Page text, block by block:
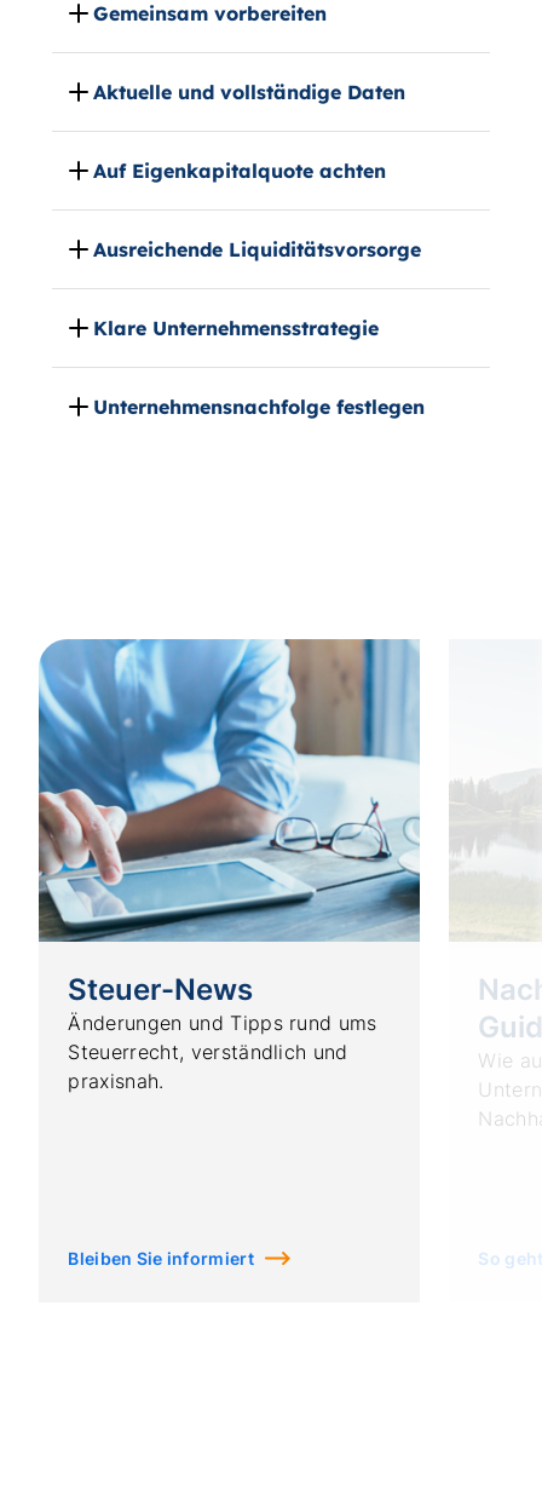
Gemeinsam vorbereiten
Aktuelle und vollständige Daten
Auf Eigenkapitalquote achten
Ausreichende Liquiditätsvorsorge
Klare Unternehmensstrategie
Unternehmensnachfolge festlegen
Steuer-News
Änderungen und Tipps rund ums
Steuerrecht, verständlich und
praxisnah.
Bleiben Sie informiert
Wie
So